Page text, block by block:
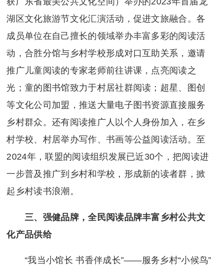
湖区文化旅游节文化汇演活动，促进文旅融合。各
成员单位在自己擅长的领域举办丰富多彩的阅读活
动，合胜分馆与乡村学校形成对口互助关系，邀请
推广儿童阅读的专家老师前往讲课，点亮阅读之
光；童的图书馆致力于村居社群阅读；超星、图创
等文化公司加盟，推送大量电子图书资源直接服务
乡村群众。还有阅读推广人以个人身份加入，在乡
村学校、村居举办写作、书画等公益阅读活动。至
2024年，联盟的阅读组织发展已近30个，把阅读进
一步普及推广到乡村和学校，形成新的读者群，掀
起乡村读书浪潮。
三、强健品牌，全民阅读品牌丰富乡村公共文
化产品供给
“我当小馆长 书香伴成长”——服务乡村“小候鸟”